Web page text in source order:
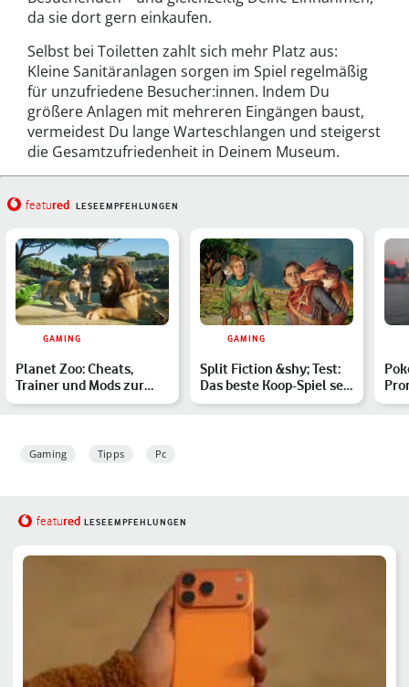
da sie dort gern einkaufen.
Selbst bei Toiletten zahlt sich mehr Platz aus:
Kleine Sanitäranlagen sorgen im Spiel regelmäßig
für unzufriedene Besucher:innen. Indem Du
größere Anlagen mit mehreren Eingängen baust,
vermeidest Du lange Warteschlangen und steigerst
die Gesamtzufriedenheit in Deinem Museum.
featured LESEEMPFEHLUNGEN
GAMING
Planet Zoo: Cheats,
Trainer und Mods zur
Zoo-Simulation
GAMING
Split Fiction &shy; Test:
Das beste Koop-Spiel seit
It Takes Two?
Gaming Tipps Pc
featured LESEEMPFEHLUNGEN